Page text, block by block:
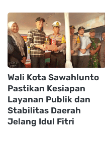
Wali Kota Sawahlunto
Pastikan Kesiapan
Layanan Publik dan
Stabilitas Daerah
Jelang Idul Fitri